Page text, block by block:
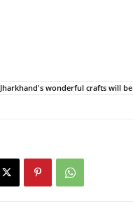
Jharkhand's wonderful crafts will